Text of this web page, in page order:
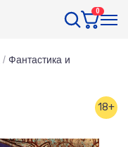
0
/ Фантастика и
18+